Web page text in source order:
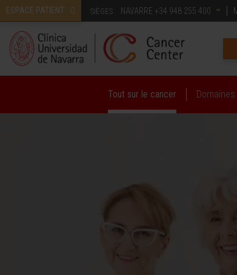
ESPACE PATIENT SIÈGES : NAVARRE +34 948 255 400
Tout sur le cancer